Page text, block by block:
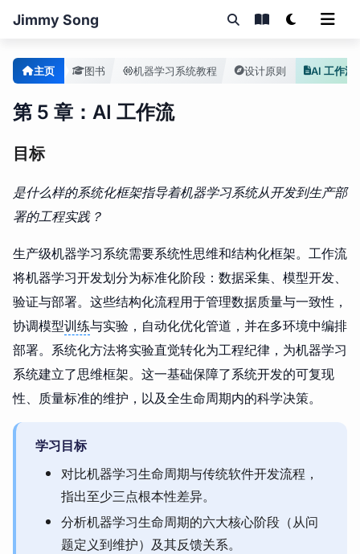
Jimmy Song
主页 图书 机器学习系统教程 设计原则 AI 工作流
第 5 章：AI 工作流
目标
是什么样的系统化框架指导着机器学习系统从开发到生产部
署的工程实践？
生产级机器学习系统需要系统性思维和结构化框架。工作流
将机器学习开发划分为标准化阶段：数据采集、模型开发、
验证与部署。这些结构化流程用于管理数据质量与一致性，
协调模型训练与实验，自动化优化管道，并在多环境中编排
部署。系统化方法将实验直觉转化为工程纪律，为机器学习
系统建立了思维框架。这一基础保障了系统开发的可复现
性、质量标准的维护，以及全生命周期内的科学决策。
学习目标
对比机器学习生命周期与传统软件开发流程，
指出至少三点根本性差异。
分析机器学习生命周期的六大核心阶段（从问
题定义到维护）及其反馈关系。